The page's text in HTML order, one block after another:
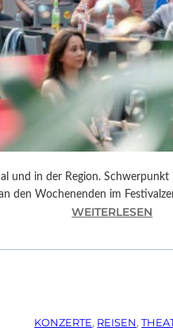
und in der Region.
den Wochenenden im
WEITERLESEN
U
R
KONZERTE, REISEN,